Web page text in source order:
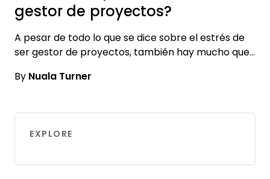
gestor de proyectos?
A pesar de todo lo que se dice sobre el estrés de
ser gestor de proyectos, también hay mucho que…
By Nuala Turner
EXPLORE